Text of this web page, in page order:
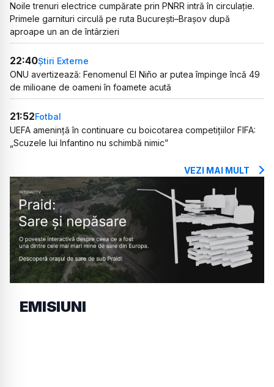
Noile trenuri electrice cumpărate prin PNRR intră în circulație.
Primele garnituri circulă pe ruta București–Brașov după
aproape un an de întârzieri
22:40Știri Externe
ONU avertizează: Fenomenul El Niño ar putea împinge încă 49
de milioane de oameni în foamete acută
21:52Fotbal
UEFA amenință în continuare cu boicotarea competițiilor FIFA:
„Scuzele lui Infantino nu schimbă nimic”
VEZI MAI MULT
EMISIUNI